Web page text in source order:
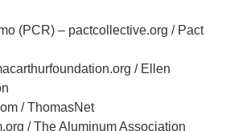
(PCR) – pactcollective.org / Pact
/ Ellen
/ ThomasNet
/ The Aluminum Association